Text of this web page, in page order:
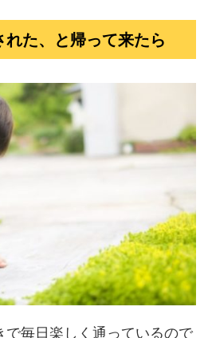
た、と帰って来たら
で毎日楽しく通っているので